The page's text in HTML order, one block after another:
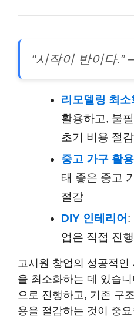
“시작이 반이다.”
리모델링 최소
활용하고, 불
초기 비용 절감
중고 가구 활용
태 좋은 중고
절감
DIY 인테리어 :
업은 직접 진
고시원 창업의 성공적인
을 최소화하는 데 있습
으로 진행하고, 기존 구
용을 절감하는 것이 중